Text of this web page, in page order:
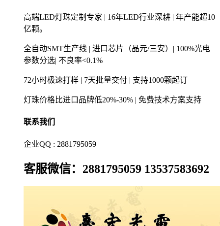
高端LED灯珠定制专家 | 16年LED行业深耕 | 年产能超10
亿颗。
全自动SMT生产线 | 进口芯片（晶元/三安）| 100%光电
参数分选| 不良率<0.1%
72小时极速打样 | 7天批量交付 | 支持1000颗起订
灯珠价格比进口品牌低20%-30% | 免费技术方案支持
联系我们
企业QQ : 2881795059
客服微信：2881795059 13537583692